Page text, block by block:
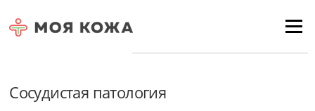
Menu
Сосудистая патология
Для любых предложений по